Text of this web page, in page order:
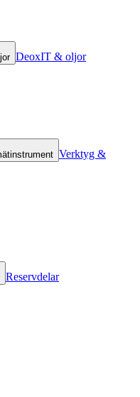
DeoxIT & oljor
Verktyg &
Reservdelar